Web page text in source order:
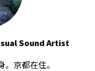
Sound Artist
京都在住。